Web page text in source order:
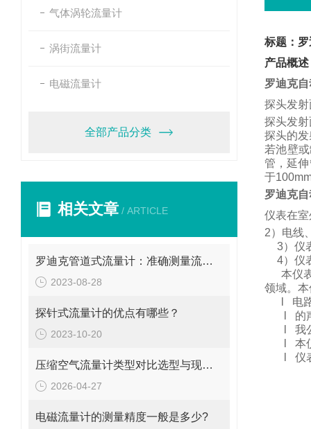
气体涡轮流量计
涡街流量计
电磁流量计
全部产品分类
相关文章 / ARTICLE
罗迪克管道式流量计：准确测量流体的精密工具
2023-08-28
探针式流量计的优点有哪些？
2023-10-20
压缩空气流量计类型对比选型与现场安装维修要点
2026-04-27
电磁流量计的测量精度一般是多少?
标题：
产品概述
罗迪克
探头发
探头发
探头的
若池壁
管，延
于
罗迪克
仪表在
2）电线
3）仪
4）仪
本仪
领域。 本
电
的
我
本
仪